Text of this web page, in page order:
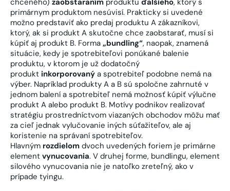
primárnym produktom nesúvisí. Prakticky si uvedené
možno predstaviť ako predaj produktu A zákazníkovi,
ktorý, ak si produkt A skutočne chce zaobstarať, musí si
kúpiť aj produkt B. Forma „bundling“, naopak, znamená
situácie, kedy je spotrebiteľovi ponúkané balenie
produktu, v ktorom je už dodatočný
produkt inkorporovaný a spotrebiteľ podobne nemá na
výber. Napríklad produkty A a B sú spoločne zahrnuté v
jednom balení a spotrebiteľ nemá možnosť kúpiť výlučne
produkt A alebo produkt B. Motívy podnikov realizovať
stratégiu prostredníctvom viazaných obchodov môžu mať
za cieľ jednak vylučovanie iných súťažiteľov, ale aj
koristenie na správaní spotrebiteľov.
Hlavným rozdielom dvoch uvedených foriem je primárne
element vynucovania. V druhej forme, bundlingu, element
silového vynucovania nie je natoľko zreteľný, ako v
prípade tyingu.